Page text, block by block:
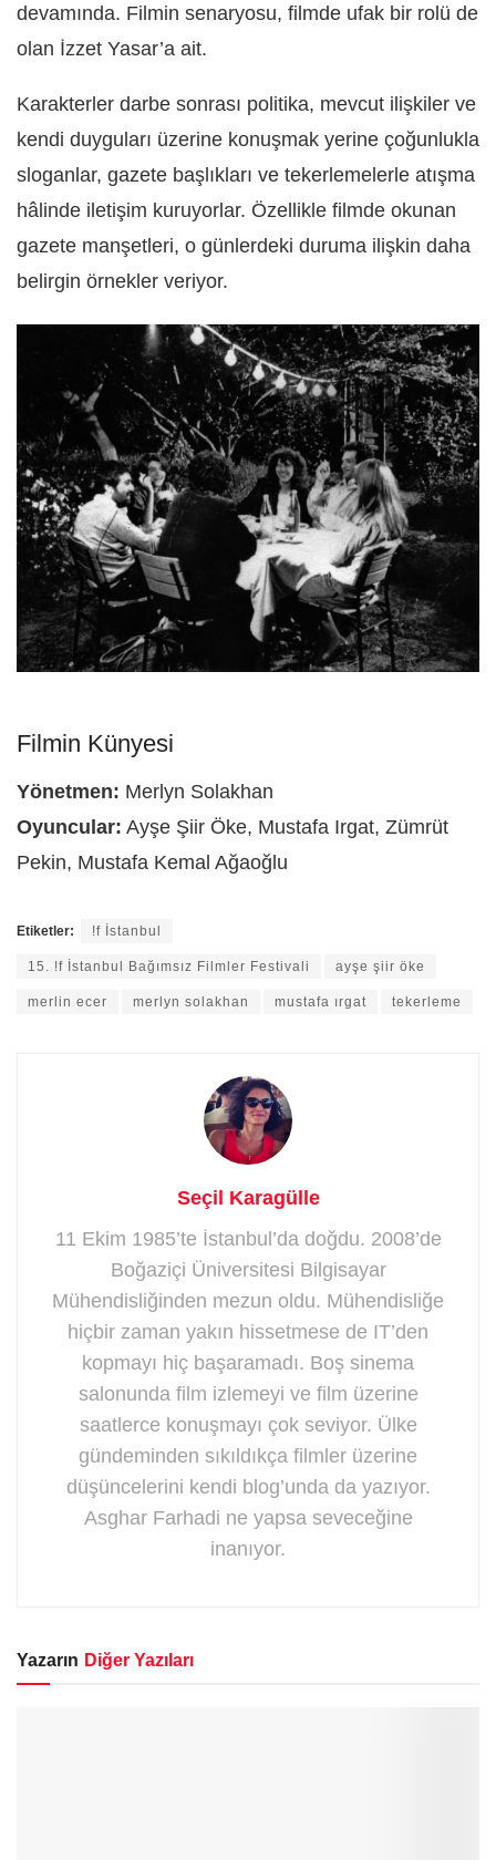
devamında. Filmin senaryosu, filmde ufak bir rolü de
olan İzzet Yasar’a ait.
Karakterler darbe sonrası politika, mevcut ilişkiler ve
kendi duyguları üzerine konuşmak yerine çoğunlukla
sloganlar, gazete başlıkları ve tekerlemelerle atışma
hâlinde iletişim kuruyorlar. Özellikle filmde okunan
gazete manşetleri, o günlerdeki duruma ilişkin daha
belirgin örnekler veriyor.
Filmin Künyesi
Yönetmen: Merlyn Solakhan
Oyuncular: Ayşe Şiir Öke, Mustafa Irgat, Zümrüt
Pekin, Mustafa Kemal Ağaoğlu
Etiketler: !f İstanbul
15. !f İstanbul Bağımsız Filmler Festivali ayşe şiir öke
merlin ecer merlyn solakhan mustafa ırgat tekerleme
Seçil Karagülle
11 Ekim 1985’te İstanbul’da doğdu. 2008’de
Boğaziçi Üniversitesi Bilgisayar
Mühendisliğinden mezun oldu. Mühendisliğe
hiçbir zaman yakın hissetmese de IT’den
kopmayı hiç başaramadı. Boş sinema
salonunda film izlemeyi ve film üzerine
saatlerce konuşmayı çok seviyor. Ülke
gündeminden sıkıldıkça filmler üzerine
düşüncelerini kendi blog’unda da yazıyor.
Asghar Farhadi ne yapsa seveceğine
inanıyor.
Yazarın Diğer Yazıları